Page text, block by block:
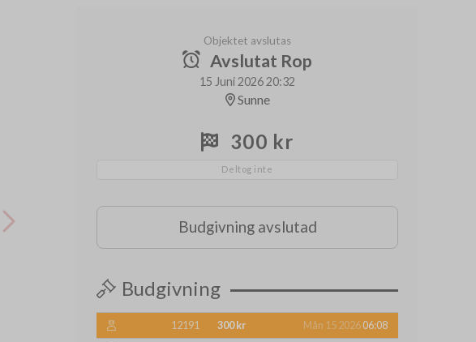
Objektet avslutas
Avslutat Rop
15 Juni 2026 20:32
Sunne
300 kr
Deltog inte
Budgivning avslutad
Budgivning
12191 300 kr Mån 15 202606:08